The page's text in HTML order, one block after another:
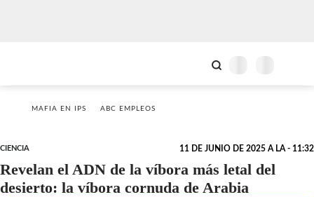
MAFIA EN IPS ABC EMPLEOS
CIENCIA 11 DE JUNIO DE 2025 A LA - 11:32
Revelan el ADN de la víbora más letal del
desierto: la víbora cornuda de Arabia